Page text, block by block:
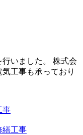
いました。 株式会
工事も承っており
事
繕工事